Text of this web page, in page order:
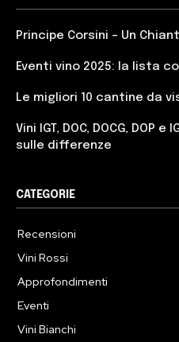
Principe Corsini – Un
Eventi vino 2025: la lista
Le migliori 10 cantine da
Vini IGT, DOC, DOCG, DOP
sulle differenze
CATEGORIE
Recensioni
Vini Rossi
Approfondimenti
Eventi
Vini Bianchi